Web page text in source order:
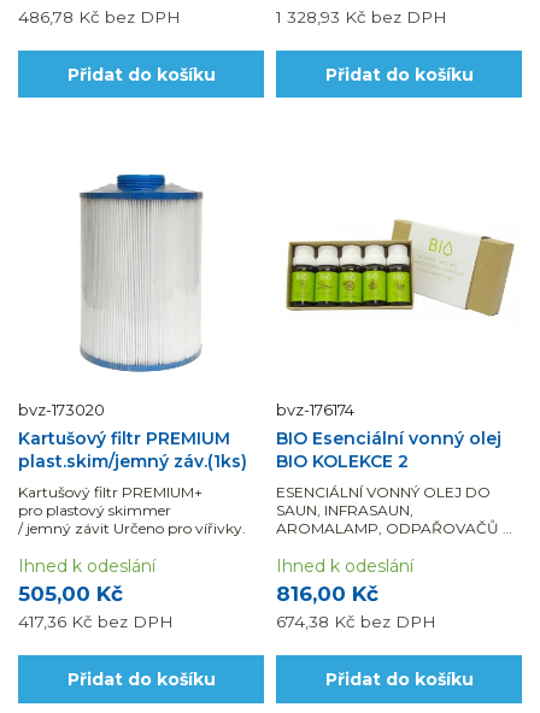
486,78 Kč bez DPH
Přidat do košíku
1 328,93 Kč bez DPH
Přidat do košíku
bvz-173020
Kartušový filtr PREMIUM
plast.skim/jemný záv.(1ks)
Kartušový filtr PREMIUM+
pro plastový skimmer
/ jemný závit Určeno pro vířivky.
505,00 Kč
417,36 Kč bez DPH
Ihned k odeslání
Přidat do košíku
bvz-176174
BIO Esenciální vonný olej
BIO KOLEKCE 2
ESENCIÁLNÍ VONNÝ OLEJ DO
SAUN, INFRASAUN,
AROMALAMP, ODPAŘOVAČŮ A
816,00 Kč
674,38 Kč bez DPH
Ihned k odeslání
Přidat do košíku